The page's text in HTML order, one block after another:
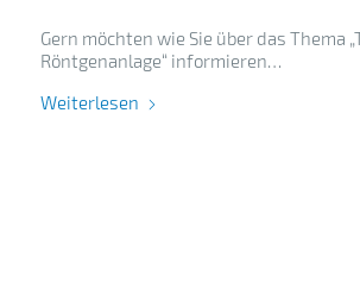
Gern möchten wie Sie über das Thema
Röntgenanlage“ informieren…
Weiterlesen